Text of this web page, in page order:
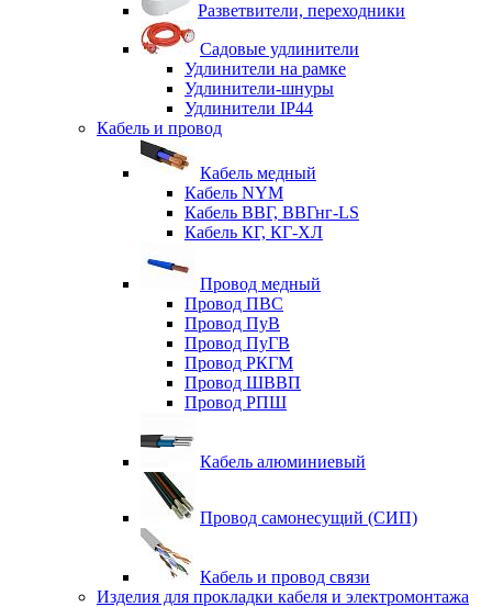
Разветвители, переходники
Садовые удлинители
Удлинители на рамке
Удлинители-шнуры
Удлинители IP44
Кабель и провод
Кабель медный
Кабель NYM
Кабель ВВГ, ВВГнг-LS
Кабель КГ, КГ-ХЛ
Провод медный
Провод ПВС
Провод ПуВ
Провод ПуГВ
Провод РКГМ
Провод ШВВП
Провод РПШ
Кабель алюминиевый
Провод самонесущий (СИП)
Кабель и провод связи
Изделия для прокладки кабеля и электромонтажа